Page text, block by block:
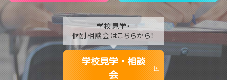
学校見学・
個別相談会はこちらから！
学校見学・相談
会